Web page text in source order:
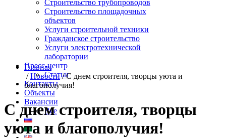
Строительство трубопроводов
Строительство площадочных
объектов
Услуги строительной техники
Гражданское строительство
Услуги электротехнической
лаборатории
Пресс-центр
Статьи
Контакты
Объекты
Вакансии
Все
Главная
/Новости/С днем строителя, творцы уюта и
благополучия!
С днем строителя, творцы
уюта и благополучия!